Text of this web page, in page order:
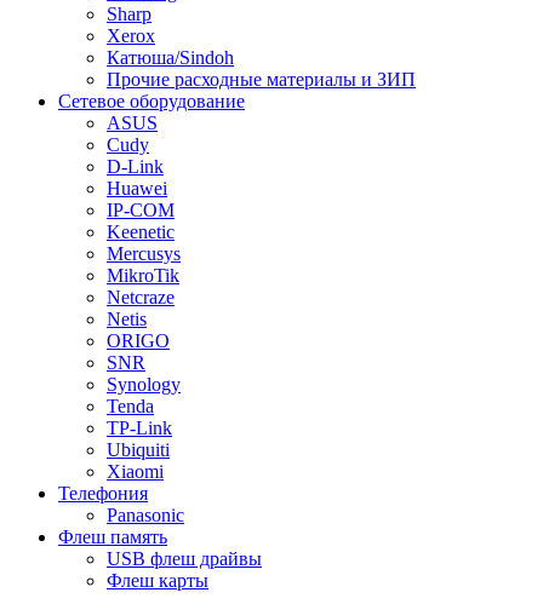
Sharp
Xerox
Катюша/Sindoh
Прочие расходные материалы и ЗИП
Сетевое оборудование
ASUS
Cudy
D-Link
Huawei
IP-COM
Keenetic
Mercusys
MikroTik
Netcraze
Netis
ORIGO
SNR
Synology
Tenda
TP-Link
Ubiquiti
Xiaomi
Телефония
Panasonic
Флеш память
USB флеш драйвы
Флеш карты